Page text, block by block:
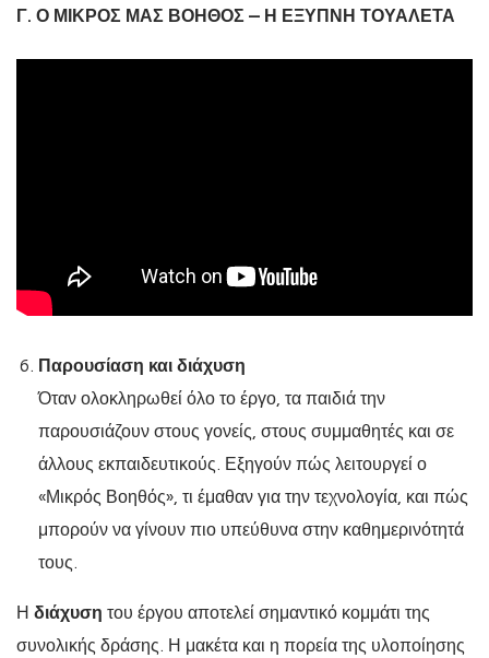
Γ. Ο ΜΙΚΡΟΣ ΜΑΣ ΒΟΗΘΟΣ – Η ΕΞΥΠΝΗ ΤΟΥΑΛΕΤΑ
Παρουσίαση και διάχυση
Όταν ολοκληρωθεί όλο το έργο, τα παιδιά την
παρουσιάζουν στους γονείς, στους συμμαθητές και σε
άλλους εκπαιδευτικούς. Εξηγούν πώς λειτουργεί ο
«Μικρός Βοηθός», τι έμαθαν για την τεχνολογία, και πώς
μπορούν να γίνουν πιο υπεύθυνα στην καθημερινότητά
τους.
Η διάχυση του έργου αποτελεί σημαντικό κομμάτι της
συνολικής δράσης. Η μακέτα και η πορεία της υλοποίησης